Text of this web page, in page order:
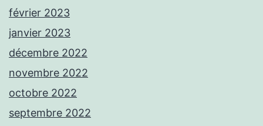
février 2023
janvier 2023
décembre 2022
novembre 2022
octobre 2022
septembre 2022